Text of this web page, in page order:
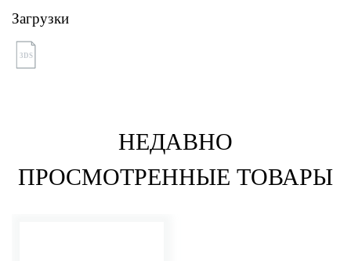
Загрузки
3DS
НЕДАВНО
ПРОСМОТРЕННЫЕ ТОВАРЫ